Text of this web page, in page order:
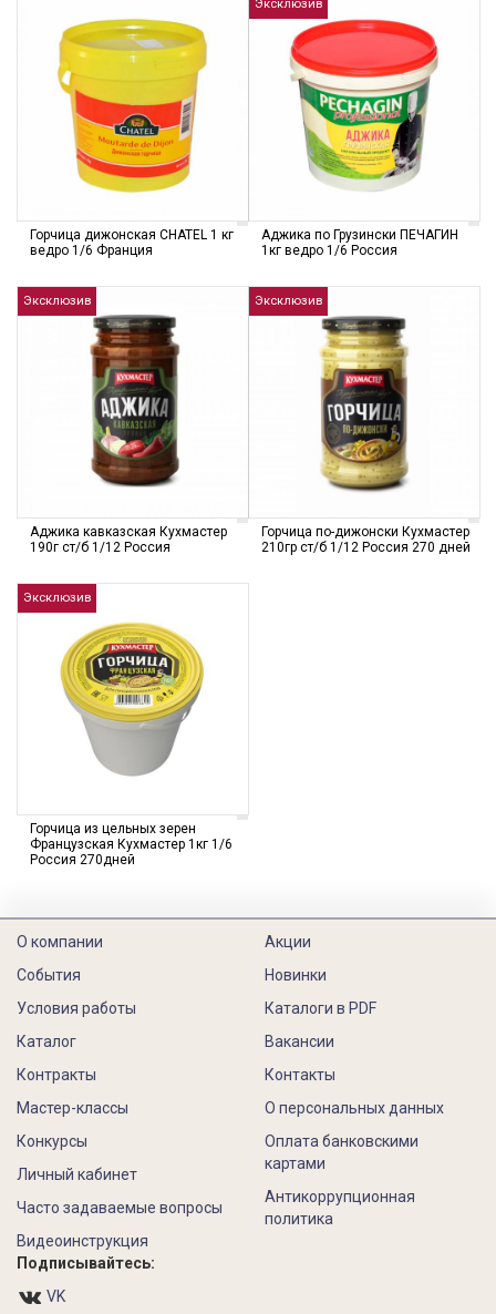
Горчица дижонская CHATEL 1 кг
ведро 1/6 Франция
Эксклюзив
Аджика по Грузински ПЕЧАГИН
1кг ведро 1/6 Россия
Эксклюзив
Аджика кавказская Кухмастер
190г ст/б 1/12 Россия
Эксклюзив
Горчица по-дижонски Кухмастер
210гр ст/б 1/12 Россия 270 дней
Эксклюзив
Горчица из цельных зерен
Французская Кухмастер 1кг 1/6
Россия 270дней
О компании
События
Условия работы
Каталог
Контракты
Акции
Новинки
Каталоги в PDF
Вакансии
Контакты
Мастер-классы
Конкурсы
Личный кабинет
Часто задаваемые вопросы
Видеоинструкция
О персональных данных
Оплата банковскими
картами
Антикоррупционная
политика
Подписывайтесь:
VK